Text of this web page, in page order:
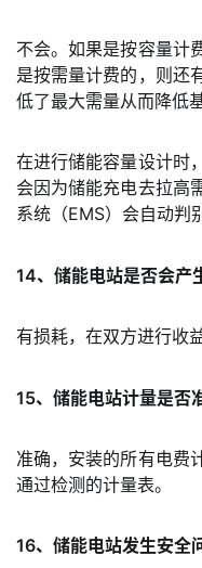
不会。如果是按容量计
是按需量计费的，则还
低了最大需量从而降低
在进行储能容量设计时
会因为储能充电去拉高
系统（EMS）会自动判
14、储能电站是否会产
有损耗，在双方进行收
15、储能电站计量是否
准确，安装的所有电费
通过检测的计量表。
16、储能电站发生安全